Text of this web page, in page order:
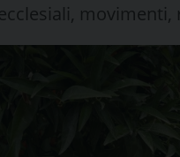
movimenti,